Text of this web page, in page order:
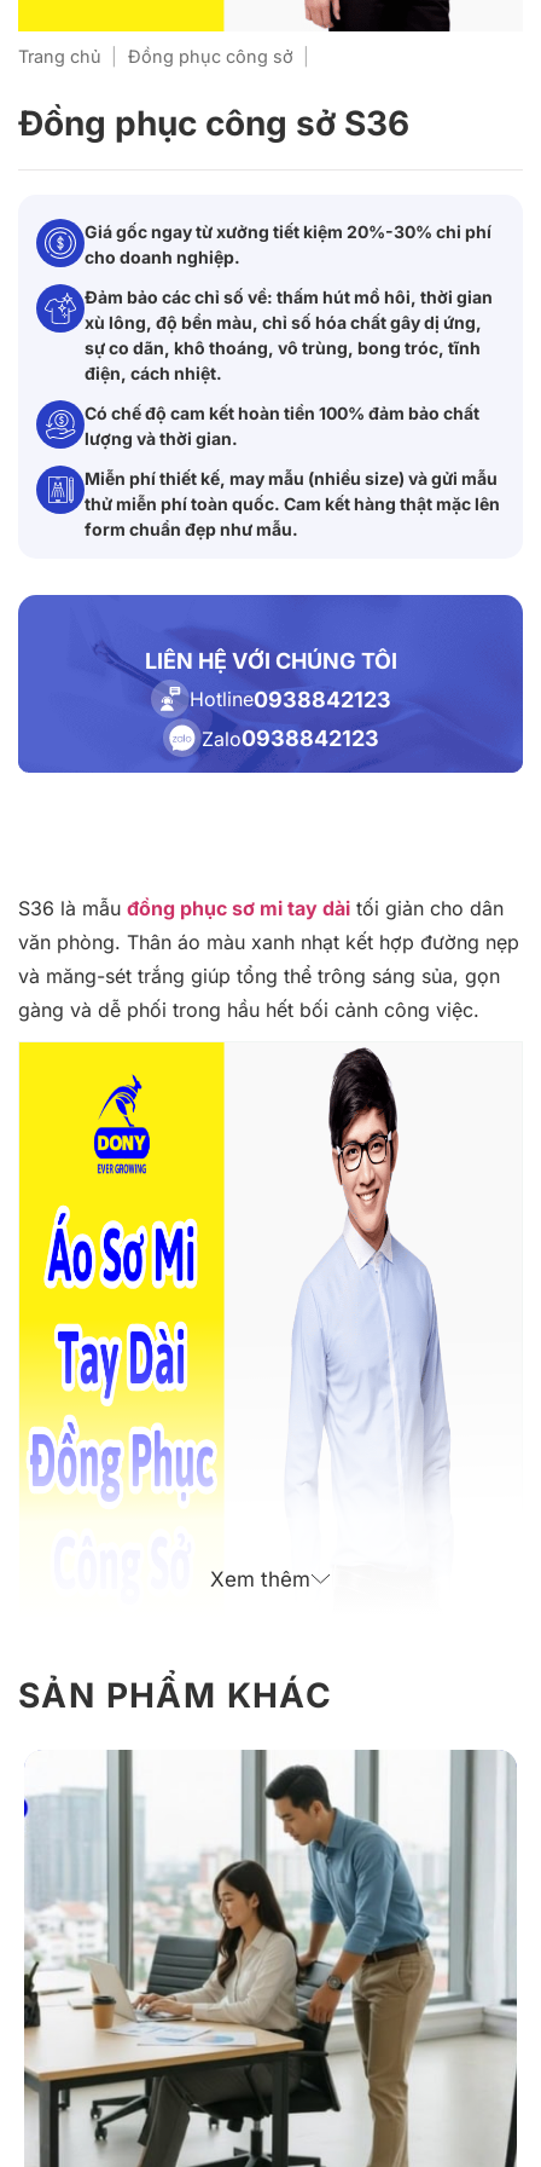
Trang chủ Đồng phục công sở
Đồng phục công sở S36
Giá gốc ngay từ xưởng tiết kiệm 20%-30% chi phí
cho doanh nghiệp.
Đảm bảo các chỉ số về: thấm hút mồ hôi, thời gian
xù lông, độ bền màu, chỉ số hóa chất gây dị ứng,
sự co dãn, khô thoáng, vô trùng, bong tróc, tĩnh
điện, cách nhiệt.
Có chế độ cam kết hoàn tiền 100% đảm bảo chất
lượng và thời gian.
Miễn phí thiết kế, may mẫu (nhiều size) và gửi mẫu
thử miễn phí toàn quốc. Cam kết hàng thật mặc lên
form chuẩn đẹp như mẫu.
LIÊN HỆ VỚI CHÚNG TÔI
Hotline0938842123
Zalo0938842123
S36 là mẫu đồng phục sơ mi tay dài tối giản cho dân
văn phòng. Thân áo màu xanh nhạt kết hợp đường nẹp
và măng-sét trắng giúp tổng thể trông sáng sủa, gọn
gàng và dễ phối trong hầu hết bối cảnh công việc.
Giới Thiệu Về Áo Sơ Mi Tay Dài Đồng
Đồng phục DONY thiết kế mẫu
đồng phục công sở
S36 theo ba tiêu chí: đẹp – bền – thoải mái. Mẫu này
chú trọng phom chuẩn và bề mặt phẳng phiu để người
mặc luôn chỉn chu suốt ngày làm việc.
1. Chất liệu
Để cơ thể luôn thoáng và áo giữ dáng tốt, đồng phục
DONY sử dụng vải kate cao cấp cho toàn bộ sản
Xem thêm
SẢN PHẨM KHÁC